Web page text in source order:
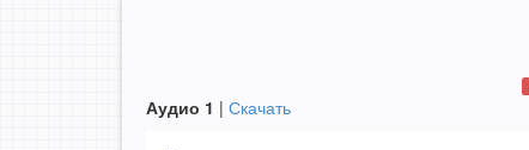
Аудио 1 | Скачать